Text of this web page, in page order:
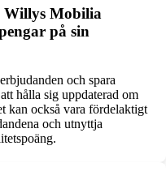
Mobilia
på sin
och spara
hålla sig uppdaterad om
kan också vara fördelaktigt
och utnyttja